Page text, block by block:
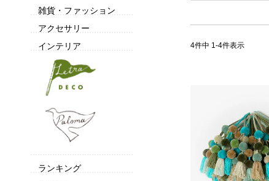
雑貨・ファッション
アクセサリー
インテリア
ランキング
4件中 1 -4件表示